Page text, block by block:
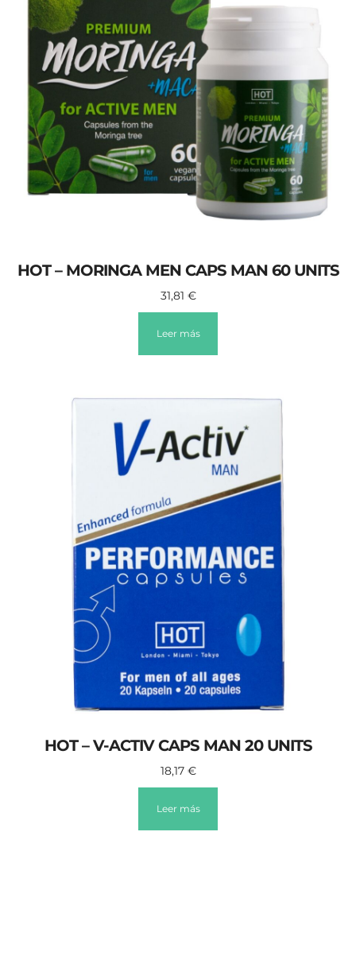
HOT – MORINGA MEN CAPS MAN 60 UNITS
31,81 €
Leer más
HOT – V-ACTIV CAPS MAN 20 UNITS
18,17 €
Leer más